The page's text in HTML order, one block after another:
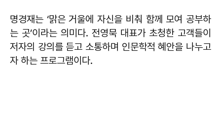
명경재는 ‘맑은 거울에 자신을 비춰 함께 모여 공부하
는 곳’이라는 의미다. 전영묵 대표가 초청한 고객들이
저자의 강의를 듣고 소통하며 인문학적 혜안을 나누고
자 하는 프로그램이다.